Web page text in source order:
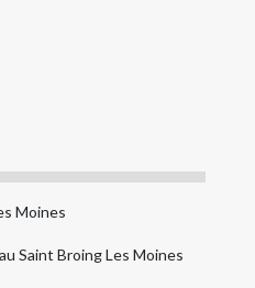
Moines
Saint Broing Les Moines